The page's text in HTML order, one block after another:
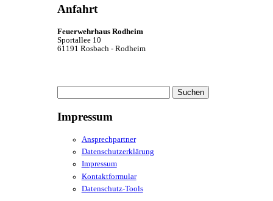
Anfahrt
Feuerwehrhaus Rodheim
Sportallee 10
61191 Rosbach - Rodheim
nach:
Impressum
Ansprechpartner
Datenschutzerklärung
Impressum
Kontaktformular
Datenschutz-Tools